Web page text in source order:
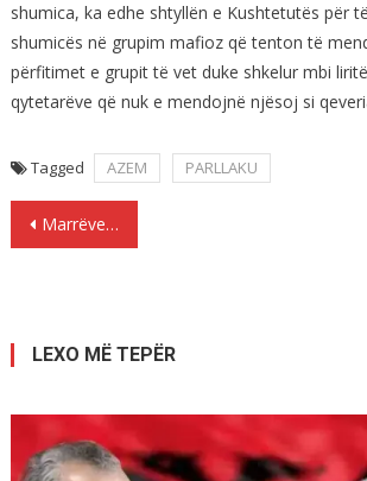
shumica, ka edhe shtyllën e Kushtetutës për
shumicës në grupim mafioz që tenton të
përfitimet e grupit të vet duke shkelur mbi
qytetarëve që nuk e mendojnë njësoj si
Tagged AZEM PARLLAKU
Lëvizje
Marrëveshja, projekt gjerman me angazhim amerikan, me impakt afatgjate
LEXO MË TEPËR